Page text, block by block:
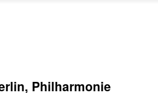
Philharmonie